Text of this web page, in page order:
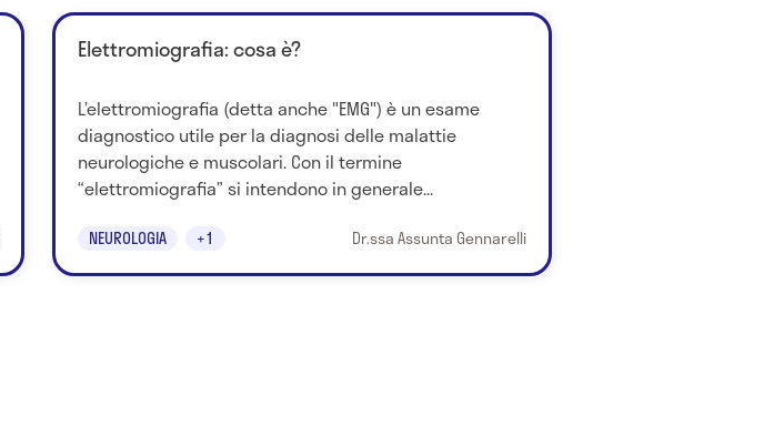
Elettromiografia: cosa è?
L’elettromiografia (detta anche "EMG") è un esame
diagnostico utile per la diagnosi delle malattie
neurologiche e muscolari. Con il termine
“elettromiografia” si intendono in generale...
NEUROLOGIA +1 Dr.ssa Assunta Gennarelli